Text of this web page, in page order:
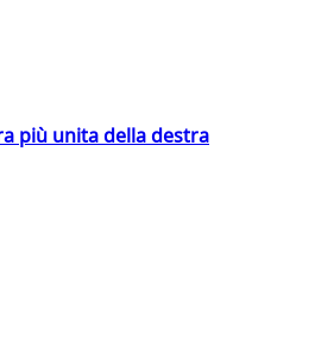
più unita della destra